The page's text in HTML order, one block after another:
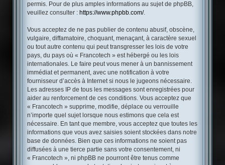
permis. Pour de plus amples informations au sujet de phpBB,
veuillez consulter : https://www.phpbb.com/.
Vous acceptez de ne pas publier de contenu abusif, obscène,
vulgaire, diffamatoire, choquant, menaçant, à caractère sexuel
ou tout autre contenu qui peut transgresser les lois de votre
pays, du pays où « Francotech » est hébergé ou les lois
internationales. Le faire peut vous mener à un bannissement
immédiat et permanent, avec une notification à votre
fournisseur d’accès à Internet si nous le jugeons nécessaire.
Les adresses IP de tous les messages sont enregistrées pour
aider au renforcement de ces conditions. Vous acceptez que
« Francotech » supprime, modifie, déplace ou verrouille
n’importe quel sujet lorsque nous estimons que cela est
nécessaire. En tant que membre, vous acceptez que toutes les
informations que vous avez saisies soient stockées dans notre
base de données. Bien que ces informations ne soient pas
diffusées à une tierce partie sans votre consentement, ni
« Francotech », ni phpBB ne pourront être tenus comme